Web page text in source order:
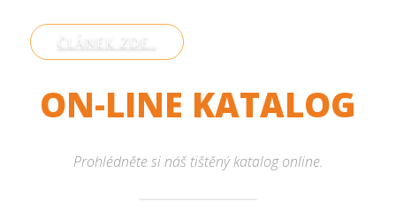
ČLÁNEK ZDE..
ON-LINE KATALOG
Prohlédněte si náš tištěný katalog online.